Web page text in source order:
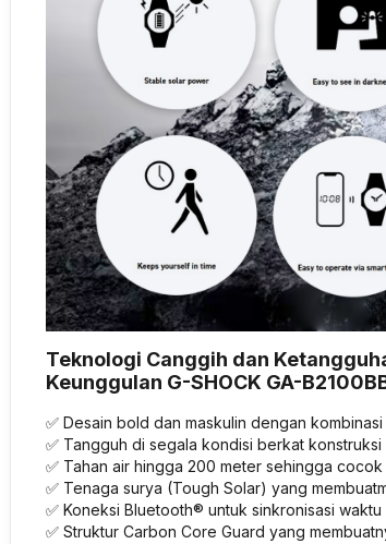
Teknologi Canggih dan
Keunggulan G-SHOCK GA-
✅ Desain bold dan maskulin dengan
✅ Tangguh di segala kondisi berkat
✅ Tahan air hingga 200 meter sehingga
✅ Tenaga surya (Tough Solar) yang
✅ Koneksi Bluetooth® untuk sinkronisasi
✅ Struktur Carbon Core Guard yang